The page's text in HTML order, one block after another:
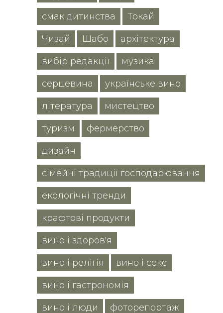
смак дитинства Токай
Чизай Шабо архітектура
вибір редакції музика
серцевина українське вино
література мистецтво
туризм фермерство
дизайн
сімейні традиції господарювання
екологічні тренди
крафтові продукти
вино і здоров'я
вино і релігія вино і секс
вино і гастрономія
вино і люди фоторепортаж